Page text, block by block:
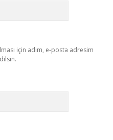
için adım, e-posta adresim